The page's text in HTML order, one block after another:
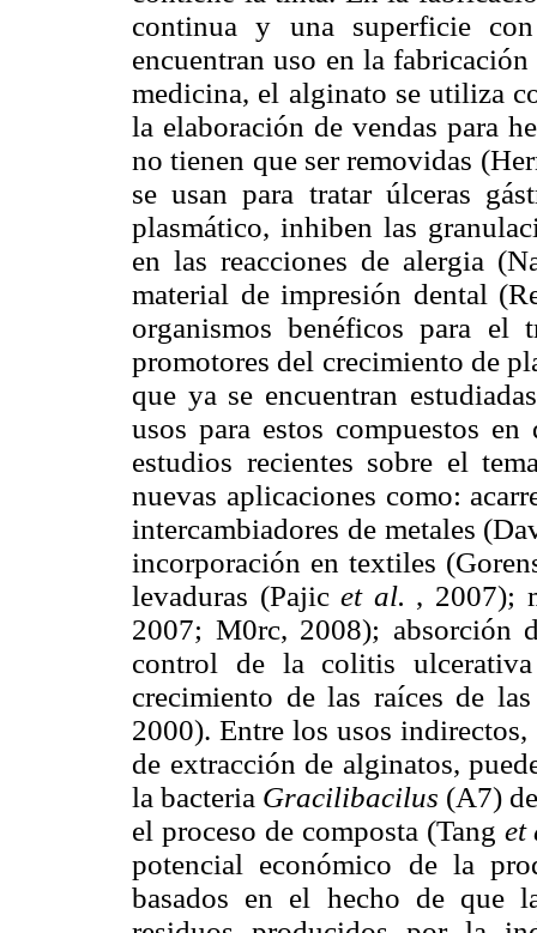
continua y una superficie
encuentran uso en la
medicina, el alginato se utiliza
la elaboración de vendas para
no tienen que ser removidas
se usan para tratar úlceras
plasmático, inhiben las
en las reacciones de alergia
material de impresión dental
organismos benéficos para el
promotores del crecimiento de
que ya se encuentran
usos para estos compuestos
estudios recientes sobre el
nuevas aplicaciones como:
intercambiadores de metales
incorporación en textiles
levaduras (Pajicet al. , 2007);
2007; M0rc, 2008); absorción
control de la colitis
crecimiento de las raíces de
2000). Entre los usos
de extracción de alginatos,
la bacteria Gracilibacilus (A7)
el proceso de composta (Tang et
potencial económico de la
basados en el hecho de que